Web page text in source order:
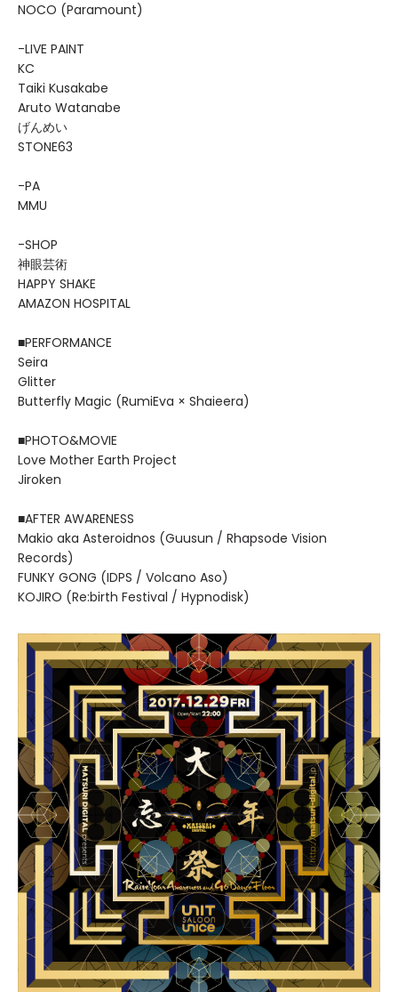
NOCO (Paramount)
-LIVE PAINT
KC
Taiki Kusakabe
Aruto Watanabe
げんめい
STONE63
-PA
MMU
-SHOP
神眼芸術
HAPPY SHAKE
AMAZON HOSPITAL
■PERFORMANCE
Seira
Glitter
Butterfly Magic (RumiEva × Shaieera)
■PHOTO&MOVIE
Love Mother Earth Project
Jiroken
■AFTER AWARENESS
Makio aka Asteroidnos (Guusun / Rhapsode Vision
Records)
FUNKY GONG (IDPS / Volcano Aso)
KOJIRO (Re:birth Festival / Hypnodisk)